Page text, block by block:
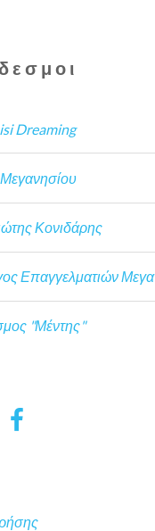
Dreaming
Κονιδάρης
Επαγγελματιών
"Μέντης"